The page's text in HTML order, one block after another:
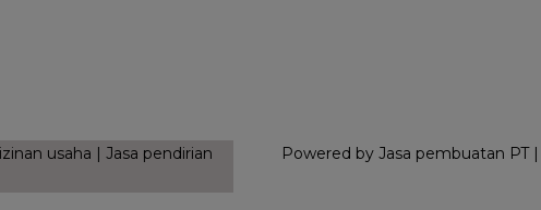
usaha | Jasa pendirian
Powered by Jasa pembuatan PT